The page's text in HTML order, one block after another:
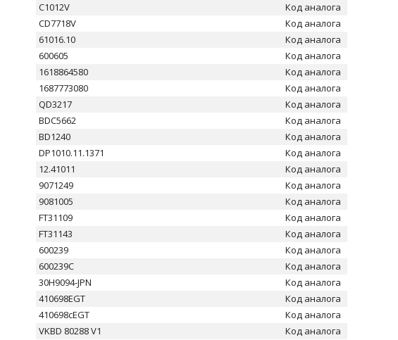
C1012V Код аналога
CD7718V Код аналога
61016.10 Код аналога
600605 Код аналога
1618864580
Код аналога
1687773080
Код аналога
QD3217 Код аналога
BDC5662 Код аналога
BD1240 Код аналога
DP1010.11.1371 Код аналога
12.41011 Код аналога
9071249
Код аналога
9081005
Код аналога
FT31109
Код аналога
FT31143
Код аналога
600239
Код аналога
600239C
Код аналога
30H9094-JPN Код аналога
410698EGT
Код аналога
410698cEGT
Код аналога
VKBD 80288 V1 Код аналога